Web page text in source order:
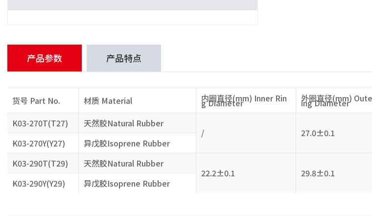
产品参数 产品特点
货号 Part No. 材质 Material 内圈直径(mm) Inner Rin
g Diameter 外圈直径(mm)
ing Diameter
K03-270T(T27)
天然胶Natural Rubber
/
27.0±0.1
K03-270Y(Y27)
异戊胶Isoprene Rubber
K03-290T(T29)
天然胶Natural Rubber
22.2±0.1
29.8±0.1
K03-290Y(Y29)
异戊胶Isoprene Rubber